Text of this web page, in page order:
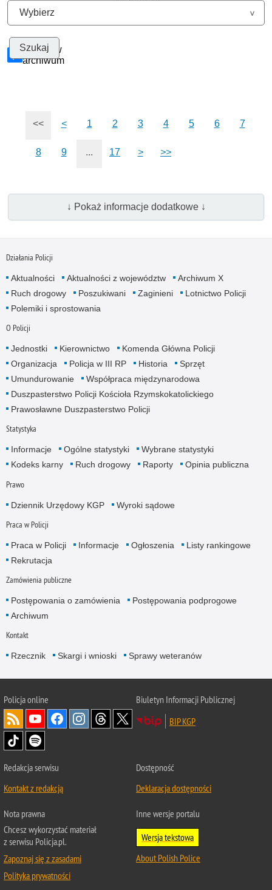
Szukaj w
archiwum
<< < 1 2 3 4 5 6 7
8 9 ... 17 > >>
↓ Pokaż informacje dodatkowe ↓
Działania Policji
Aktualności Aktualności z województw
Archiwum X
Ruch drogowy
Poszukiwani Zaginieni
Lotnictwo Policji
Polemiki i sprostowania
O Policji
Jednostki Kierownictwo
Komenda Główna Policji
Organizacja
Policja w III RP Historia
Sprzęt
Umundurowanie
Współpraca międzynarodowa
Duszpasterstwo Policji Kościoła Rzymskokatolickiego
Prawosławne Duszpasterstwo Policji
Statystyka
Informacje Ogólne statystyki
Wybrane statystyki
Kodeks karny
Ruch drogowy Raporty Opinia publiczna
Prawo
Dziennik Urzędowy KGP Wyroki sądowe
Praca w Policji
Praca w Policji Informacje Ogłoszenia
Listy rankingowe
Rekrutacja
Zamówienia publiczne
Postępowania o zamówienia
Postępowania podprogowe
Archiwum
Kontakt
Rzecznik Skargi i wnioski Sprawy weteranów
Policjaonline
Biuletyn Informacji Publicznej
BIP KGP
Redakcja serwisu
Kontakt z redakcją
Dostępność
Deklaracja dostępności
Nota prawna
Chcesz wykorzystać materiał
z serwisu Policja.pl.
Zapoznaj się z zasadami
Polityka prywatności
Inne wersje portalu
Wersja tekstowa
About Polish Police